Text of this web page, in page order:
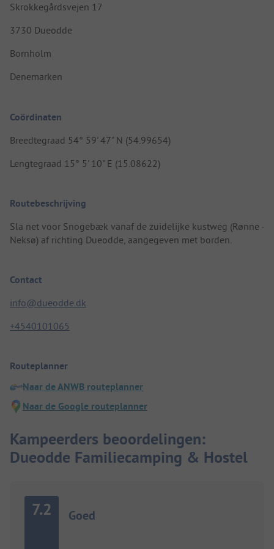
Skrokkegårdsvejen 17
3730 Dueodde
Bornholm
Denemarken
Coördinaten
Breedtegraad 54° 59' 47" N (54.99654)
Lengtegraad 15° 5' 10" E (15.08622)
Routebeschrijving
Sla net voor Snogebæk vanaf de zuidelijke kustweg (Rønne -
Neksø) af richting Dueodde, aangegeven met borden.
Contact
info@dueodde.dk
+4540101065
Routeplanner
Naar de ANWB routeplanner
Naar de Google routeplanner
Kampeerders beoordelingen:
Dueodde Familiecamping & Hostel
7.2 Goed